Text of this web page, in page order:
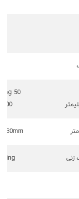
50_
300
30mm
زنی